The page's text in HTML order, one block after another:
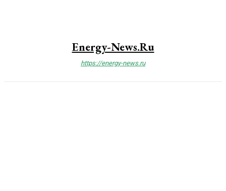
Energy-News.ru
https://energy-news.ru